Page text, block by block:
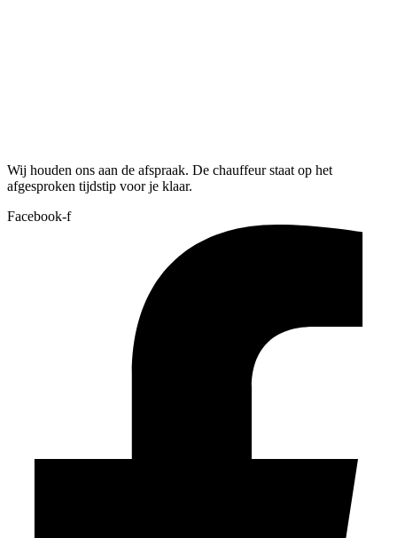
Wij houden ons aan de afspraak. De chauffeur staat op het
afgesproken tijdstip voor je klaar.
Facebook-f